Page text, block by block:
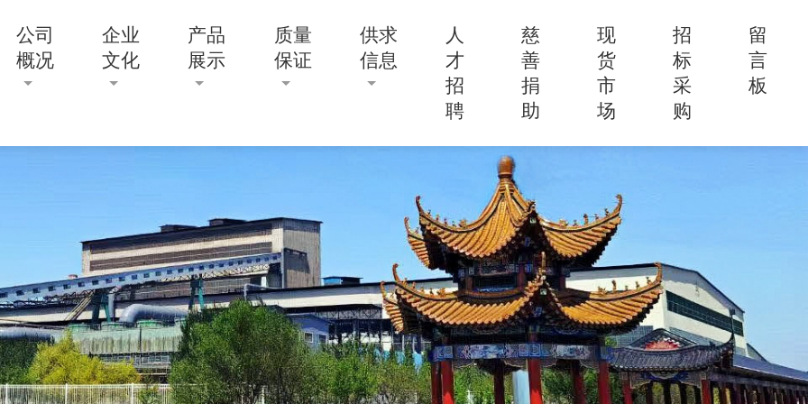
公司
概况
企业
文化
产品
展示
质量
保证
供求
信息
人
才
招
聘
慈
善
捐
助
现
货
市
场
招
标
采
购
留
言
板